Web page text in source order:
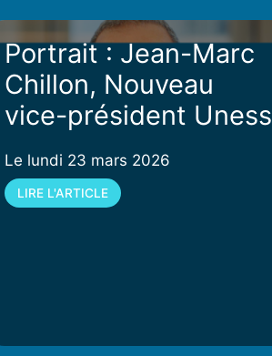
Portrait : Jean-Marc
Chillon, Nouveau
vice-président Uness
Le lundi 23 mars 2026
LIRE L'ARTICLE